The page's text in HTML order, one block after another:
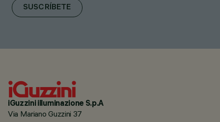
SUSCRÍBETE
iGuzzini illuminazione S.p.A
Via Mariano Guzzini 37